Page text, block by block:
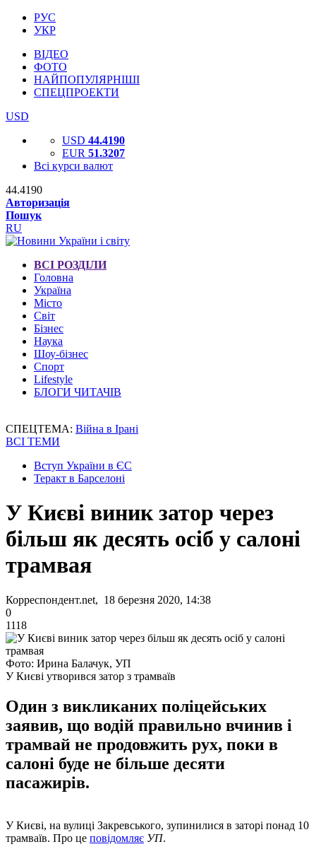
РУС
УКР
ВІДЕО
ФОТО
НАЙПОПУЛЯРНІШІ
СПЕЦПРОЕКТИ
USD
USD 44.4190
EUR 51.3207
Всі курси валют
44.4190
Авторизація
Пошук
RU
ВСІ РОЗДІЛИ
Головна
Україна
Місто
Світ
Бізнес
Наука
Шоу-бізнес
Спорт
Lifestyle
БЛОГИ ЧИТАЧІВ
СПЕЦТЕМА: Війна в Ірані
ВСІ ТЕМИ
Вступ України в ЄС
Теракт в Барселоні
У Києві виник затор через
більш як десять осіб у салоні
трамвая
Корреспондент.net, 18 березня 2020, 14:38
0
1118
Фото: Ирина Балачук, УП
У Києві утворився затор з трамваїв
Один з викликаних поліцейських
заявив, що водій правильно вчинив і
трамвай не продовжить рух, поки в
салоні буде не більше десяти
пасажирів.
У Києві, на вулиці Закревського, зупинилися в заторі понад 10
трамваїв. Про це повідомляє УП.